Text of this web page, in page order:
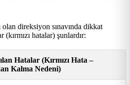
direksiyon sınavında dikkat
hatalar) şunlardır:
Hatalar (Kırmızı Hata –
Kalma Nedeni)